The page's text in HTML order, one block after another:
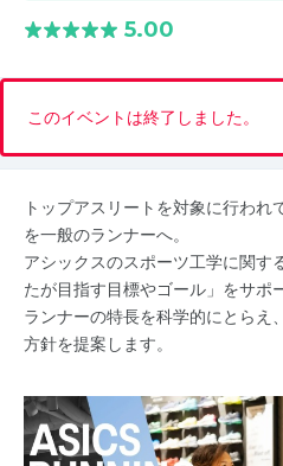
5.00
このイベントは終了しました。
トップアスリートを対象に行われ
を一般のランナーへ。
アシックスのスポーツ工学に関す
たが目指す目標やゴール」をサポ
ランナーの特長を科学的にとらえ
方針を提案します。